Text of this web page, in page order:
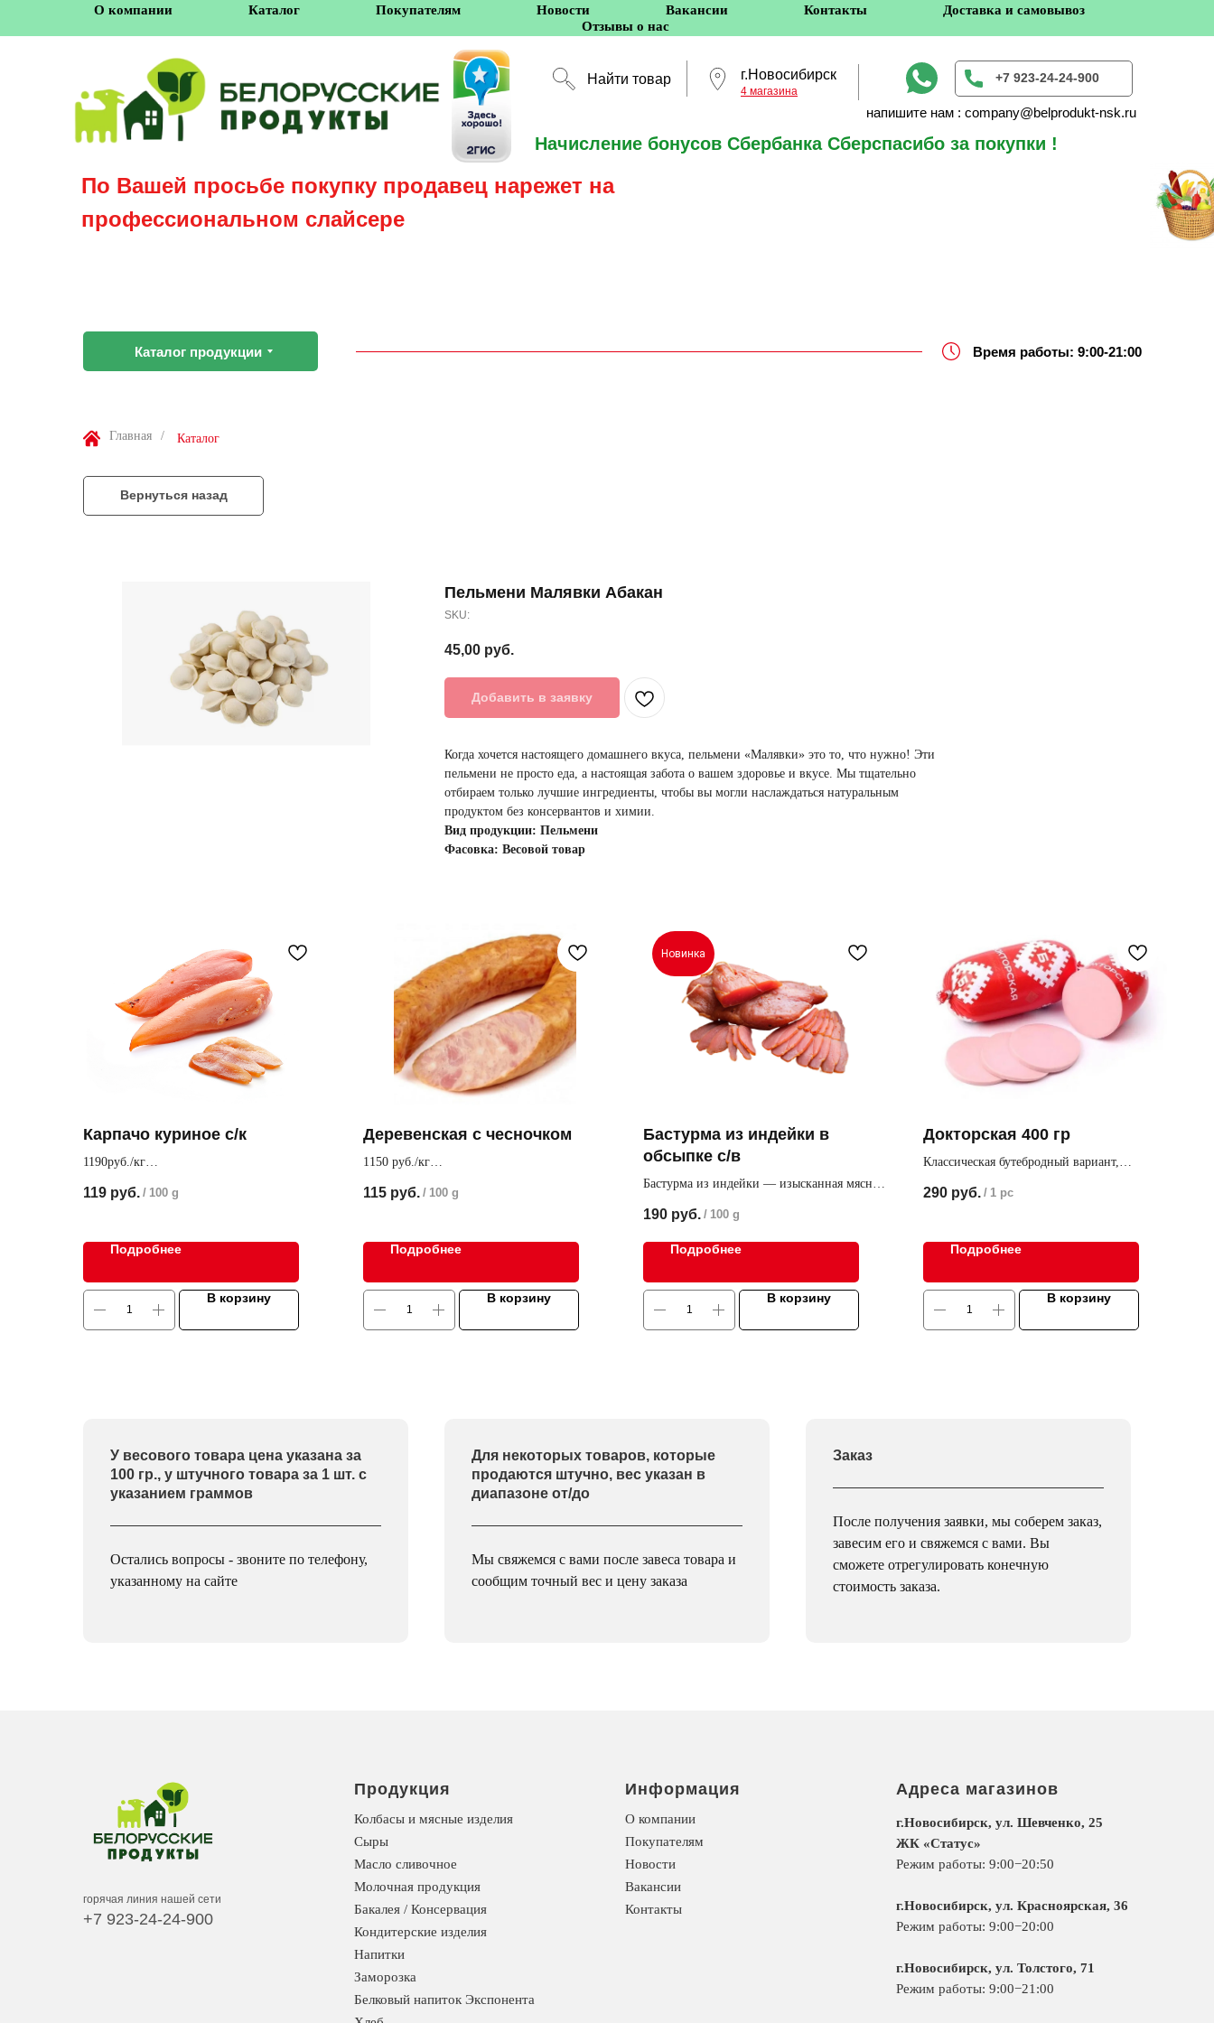
О компании Каталог Покупателям Новости Вакансии Контакты
Доставка и самовывоз
Отзывы о нас
г.Новосибирск +7 923-24-24-900
Найти товар
4 магазина
Начисление бонусов Сбербанка Сберспасибо за покупки !
напишите нам : company@belprodukt-nsk.ru
По Вашей просьбе покупку продавец нарежет на
профессиональном слайсере
Каталог продукции Время работы: 9:00-21:00
Главная / Каталог
Вернуться назад
Пельмени Малявки Абакан
SKU:
45,00 руб.
Добавить в заявку
Когда хочется настоящего домашнего вкуса, пельмени «Малявки» это то, что нужно! Эти
пельмени не просто еда, а настоящая забота о вашем здоровье и вкусе. Мы тщательно
отбираем только лучшие ингредиенты, чтобы вы могли наслаждаться натуральным
продуктом без консервантов и химии.
Вид продукции: Пельмени
Фасовка: Весовой товар
Карпачо куриное с/к
1190руб./кг
119 руб. / 100 g
Подробнее
В корзину
Деревенская с чесночком
1150 руб./кг
придает чеснок
115 руб. / 100 g
Подробнее
В корзину
Новинка
Бастурма из индейки в
обсыпке с/в
Бастурма из индейки — изысканная мясная
бедра индейки. Продукт отличается
насыщенным мясным вкусом с пикантными
нотками перца и чеснока, гармонично
переплетающихся в аромате. Благодаря
своему утонченному вкусу, эта бастурма
прекрасно дополнит как повседневные, так
и праздничные закуски.
190 руб. / 100 g
Подробнее
В корзину
Докторская 400 гр
Классическая бутебродный вариант,
290 руб. / 1 pc
Подробнее
В корзину
У весового товара цена указана за
100 гр., у штучного товара за 1 шт. с
указанием граммов
Остались вопросы - звоните по телефону,
указанному на сайте
Для некоторых товаров, которые
продаются штучно, вес указан в
диапазоне от/до
Мы свяжемся с вами после завеса товара и
сообщим точный вес и цену заказа
Заказ
После получения заявки, мы соберем заказ,
завесим его и свяжемся с вами. Вы
сможете отрегулировать конечную
стоимость заказа.
горячая линия нашей сети
+7 923-24-24-900
Продукция
Колбасы и мясные изделия
Сыры
Масло сливочное
Молочная продукция
Бакалея / Консервация
Кондитерские изделия
Напитки
Заморозка
Белковый напиток Экспонента
Информация
О компании
Покупателям
Новости
Вакансии
Контакты
Адреса магазинов
г.Новосибирск, ул. Шевченко, 25
ЖК «Статус»
Режим работы: 9:00−20:50
г.Новосибирск, ул. Красноярская, 36
Режим работы: 9:00−20:00
г.Новосибирск, ул. Толстого, 71
Режим работы: 9:00−21:00